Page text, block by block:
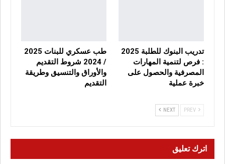
تدريب البنوك للطلبة 2025
: فرص لتنمية المهارات
المصرفية والحصول على
خبرة عملية
طب عسكري للبنات 2025
/ 2024 شروط التقديم
والأوراق والتنسيق وطريقة
التقديم
NEXT
اترك تعليق